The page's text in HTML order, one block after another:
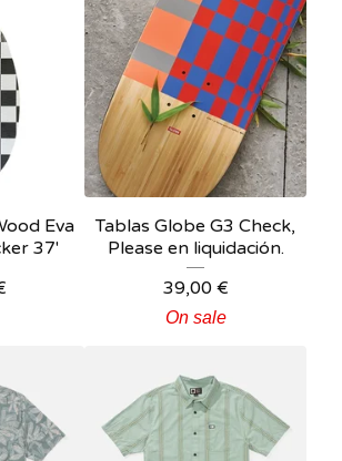
Eva
37'
Tablas Globe G3 Check,
Please en liquidación.
39,00 €
On sale